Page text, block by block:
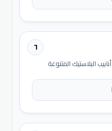
٦
البلاستيك المتنوعة